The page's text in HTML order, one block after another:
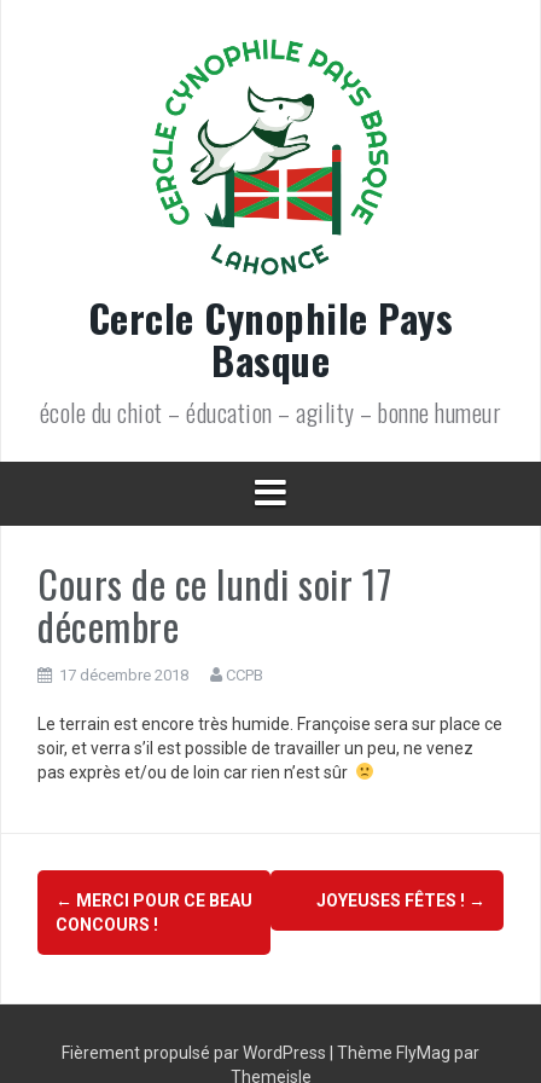
Cercle Cynophile Pays
Basque
école du chiot – éducation – agility – bonne humeur
Cours de ce lundi soir 17
décembre
17 décembre 2018 CCPB
Le terrain est encore très humide. Françoise sera sur place ce
soir, et verra s’il est possible de travailler un peu, ne venez
pas exprès et/ou de loin car rien n’est sûr
Navigation
d'article
← MERCI POUR CE BEAU
CONCOURS !
JOYEUSES FÊTES ! →
Fièrement propulsé par WordPress Thème FlyMag par
Themeisle